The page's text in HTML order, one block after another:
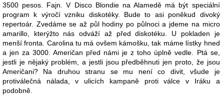
3500 pesos. Fajn. V Disco Blondie na Alamedě má být speciální
program k výročí vzniku diskotéky. Bude to asi poněkud divoký
repertoár. Zvedáme se až půl hodiny po půlnoci a jdeme na micro
amarillo, kterýžto nás odváží až před diskotéku. U pokladen je
menší fronta. Carolina tu má ovšem kámošku, tak máme lístky hned
a jen za 3000. Američan před námi je z toho úplně vedle. Ptá se,
jestli je nějaký problém, a jestli jsou předběhnuti jen proto, že jsou
Američani? Na druhou stranu se mu není co divit, všude je
protiválečná nálada, v ulicích kampaně proti válce v Iráku a
podobně.